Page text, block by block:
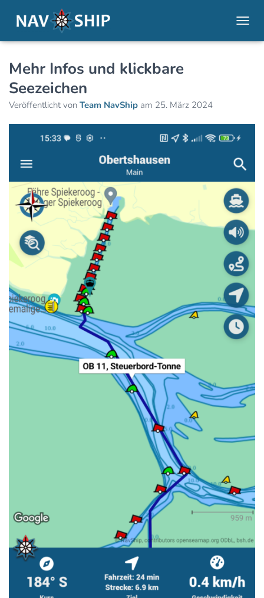
Mehr Infos und klickbare
Seezeichen
Veröffentlicht von Team NavShip am 25. März 2024